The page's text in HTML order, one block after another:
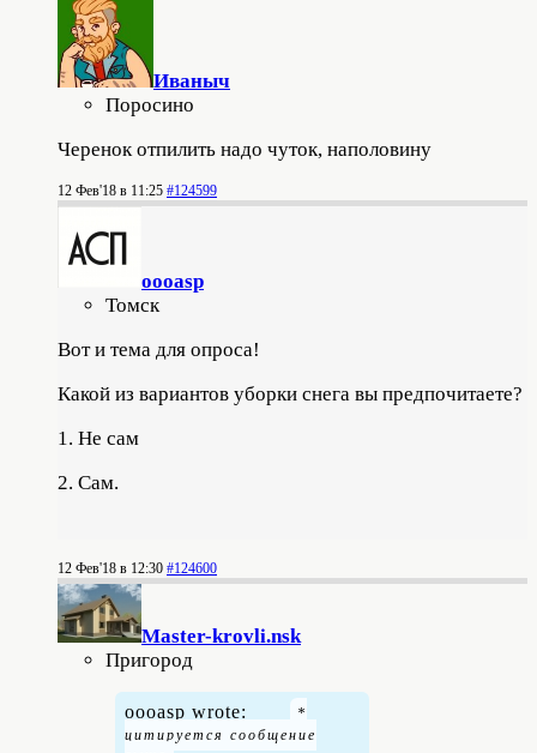
Иваныч
Поросино
Черенок отпилить надо чуток, наполовину
12 Фев'18 в 11:25 #124599
oooasp
Томск
Вот и тема для опроса!
Какой из вариантов уборки снега вы предпочитаете?
1. Не сам
2. Сам.
12 Фев'18 в 12:30 #124600
Master-krovli.nsk
Пригород
oooasp wrote: